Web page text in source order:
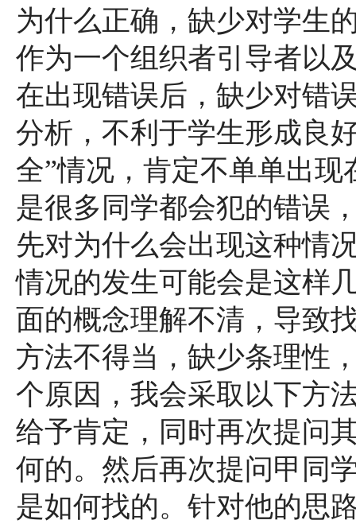
为什么正确，缺少对学生
作为一个组织者引导者以
在出现错误后，缺少对错
分析，不利于学生形成良
全”情况，肯定不单单出
是很多同学都会犯的错误
先对为什么会出现这种情
情况的发生可能会是这样
面的概念理解不清，导致
方法不得当，缺少条理性
个原因，我会采取以下方
给予肯定，同时再次提问
何的。然后再次提问甲同
是如何找的。针对他的思